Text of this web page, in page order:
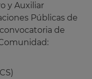
y Auxiliar
Públicas de
de